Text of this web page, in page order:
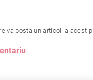
va posta un articol la acest